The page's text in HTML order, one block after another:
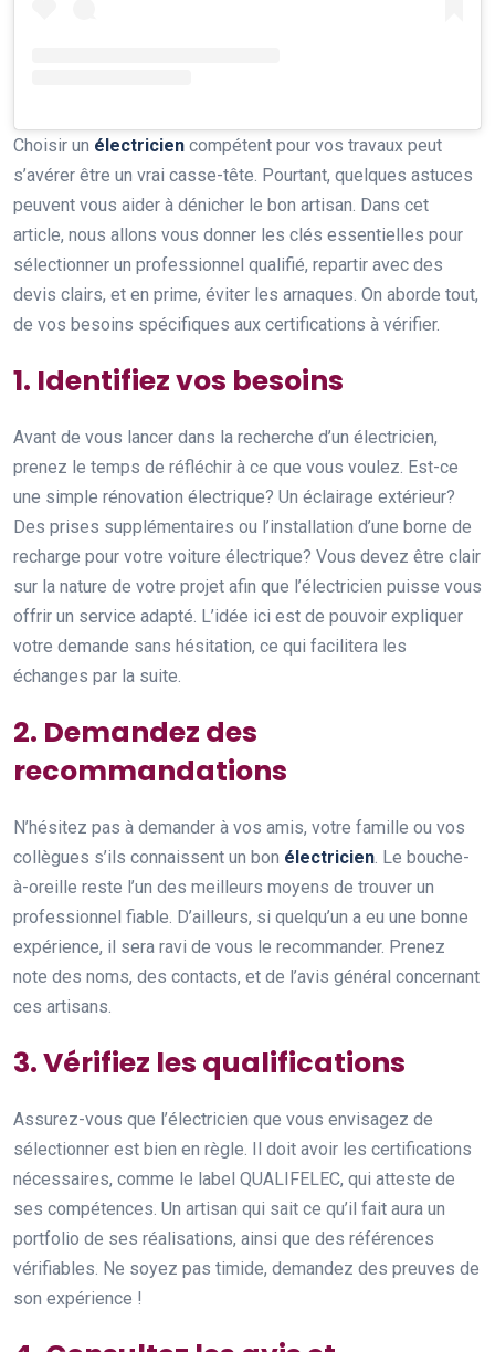
Choisir un électricien compétent pour vos travaux peut
s’avérer être un vrai casse-tête. Pourtant, quelques astuces
peuvent vous aider à dénicher le bon artisan. Dans cet
article, nous allons vous donner les clés essentielles pour
sélectionner un professionnel qualifié, repartir avec des
devis clairs, et en prime, éviter les arnaques. On aborde tout,
de vos besoins spécifiques aux certifications à vérifier.
1. Identifiez vos besoins
Avant de vous lancer dans la recherche d’un électricien,
prenez le temps de réfléchir à ce que vous voulez. Est-ce
une simple rénovation électrique? Un éclairage extérieur?
Des prises supplémentaires ou l’installation d’une borne de
recharge pour votre voiture électrique? Vous devez être clair
sur la nature de votre projet afin que l’électricien puisse vous
offrir un service adapté. L’idée ici est de pouvoir expliquer
votre demande sans hésitation, ce qui facilitera les
échanges par la suite.
2. Demandez des
recommandations
N’hésitez pas à demander à vos amis, votre famille ou vos
collègues s’ils connaissent un bon électricien. Le bouche-
à-oreille reste l’un des meilleurs moyens de trouver un
professionnel fiable. D’ailleurs, si quelqu’un a eu une bonne
expérience, il sera ravi de vous le recommander. Prenez
note des noms, des contacts, et de l’avis général concernant
ces artisans.
3. Vérifiez les qualifications
Assurez-vous que l’électricien que vous envisagez de
sélectionner est bien en règle. Il doit avoir les certifications
nécessaires, comme le label QUALIFELEC, qui atteste de
ses compétences. Un artisan qui sait ce qu’il fait aura un
portfolio de ses réalisations, ainsi que des références
vérifiables. Ne soyez pas timide, demandez des preuves de
son expérience !